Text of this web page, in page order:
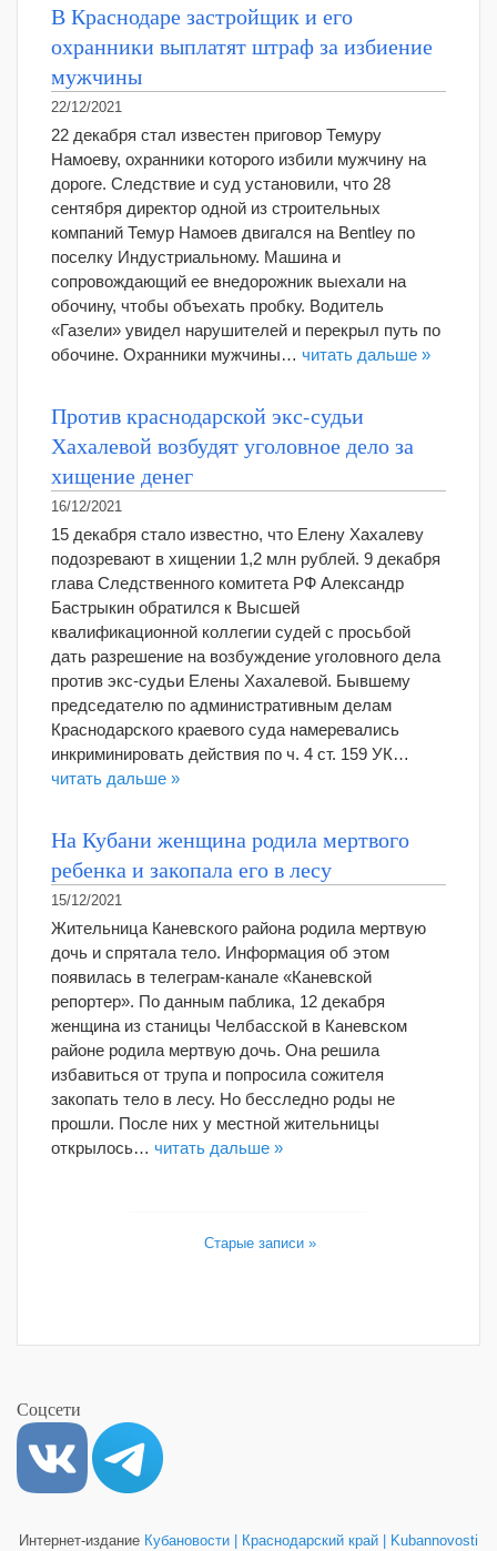
В Краснодаре застройщик и его
охранники выплатят штраф за избиение
мужчины
22/12/2021
22 декабря стал известен приговор Темуру
Намоеву, охранники которого избили мужчину на
дороге. Следствие и суд установили, что 28
сентября директор одной из строительных
компаний Темур Намоев двигался на Bentley по
поселку Индустриальному. Машина и
сопровождающий ее внедорожник выехали на
обочину, чтобы объехать пробку. Водитель
«Газели» увидел нарушителей и перекрыл путь по
обочине. Охранники мужчины… читать дальше »
Против краснодарской экс-судьи
Хахалевой возбудят уголовное дело за
хищение денег
16/12/2021
15 декабря стало известно, что Елену Хахалеву
подозревают в хищении 1,2 млн рублей. 9 декабря
глава Следственного комитета РФ Александр
Бастрыкин обратился к Высшей
квалификационной коллегии судей с просьбой
дать разрешение на возбуждение уголовного дела
против экс-судьи Елены Хахалевой. Бывшему
председателю по административным делам
Краснодарского краевого суда намеревались
инкриминировать действия по ч. 4 ст. 159 УК…
читать дальше »
На Кубани женщина родила мертвого
ребенка и закопала его в лесу
15/12/2021
Жительница Каневского района родила мертвую
дочь и спрятала тело. Информация об этом
появилась в телеграм-канале «Каневской
репортер». По данным паблика, 12 декабря
женщина из станицы Челбасской в Каневском
районе родила мертвую дочь. Она решила
избавиться от трупа и попросила сожителя
закопать тело в лесу. Но бесследно роды не
прошли. После них у местной жительницы
открылось… читать дальше »
Старые записи »
Соцсети
Интернет-издание Кубановости | Краснодарский край | Kubannovosti